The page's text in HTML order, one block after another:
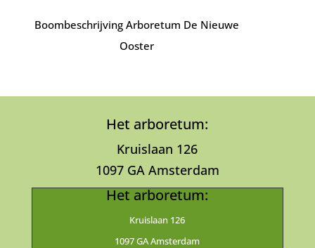
Boombeschrijving Arboretum De Nieuwe
Ooster
Het arboretum:
Kruislaan 126
1097 GA Amsterdam
Het arboretum:
Kruislaan 126
1097 GA Amsterdam